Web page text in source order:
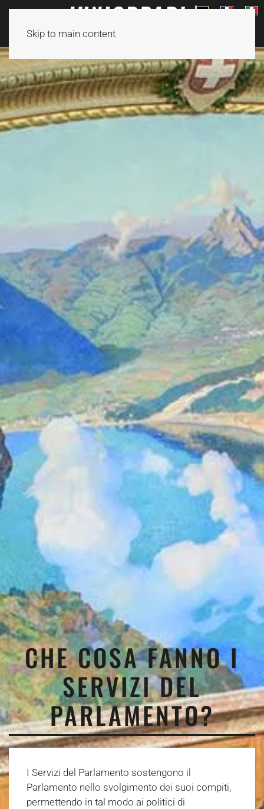
Skip to main content
CHE COSA FANNO I
SERVIZI DEL
PARLAMENTO?
I Servizi del Parlamento sostengono il
Parlamento nello svolgimento dei suoi compiti,
permettendo in tal modo ai politici di